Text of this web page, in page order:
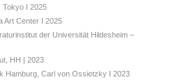
Tokyo I 2025
Art Center I 2025
der Universität Hildesheim –
HH | 2023
Hamburg, Carl von Ossietzky I 2023